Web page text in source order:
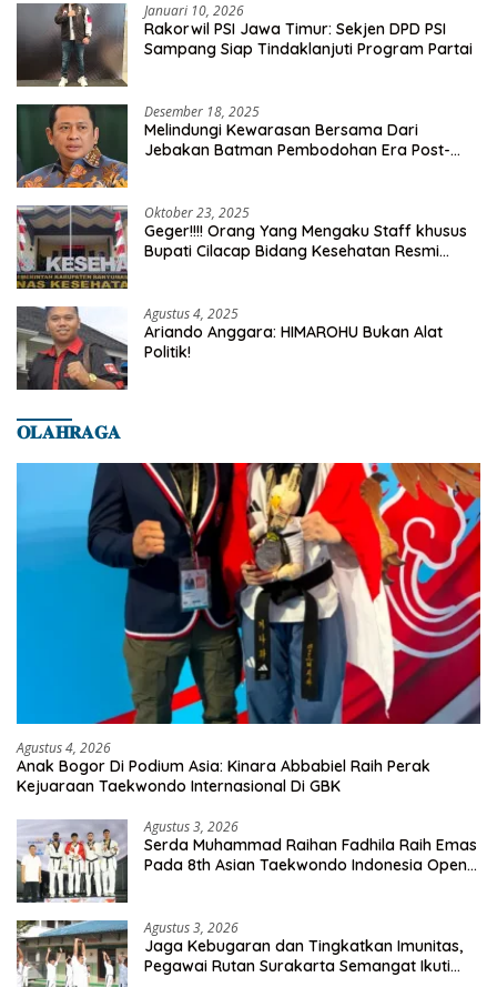
Januari 10, 2026
Rakorwil PSI Jawa Timur: Sekjen DPD PSI
Sampang Siap Tindaklanjuti Program Partai
Desember 18, 2025
Melindungi Kewarasan Bersama Dari
Jebakan Batman Pembodohan Era Post-
Oktober 23, 2025
Geger!!!! Orang Yang Mengaku Staff khusus
Bupati Cilacap Bidang Kesehatan Resmi
Agustus 4, 2025
Ariando Anggara: HIMAROHU Bukan Alat
Politik!
𝐎𝐋𝐀𝐇𝐑𝐀𝐆𝐀
Agustus 4, 2026
Anak Bogor Di Podium Asia: Kinara Abbabiel Raih Perak
Kejuaraan Taekwondo Internasional Di GBK
Agustus 3, 2026
Serda Muhammad Raihan Fadhila Raih Emas
Pada 8th Asian Taekwondo Indonesia Open
Agustus 3, 2026
Jaga Kebugaran dan Tingkatkan Imunitas,
Pegawai Rutan Surakarta Semangat Ikuti